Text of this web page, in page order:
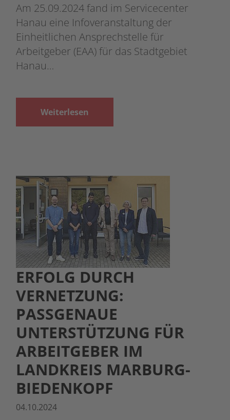
Am 25.09.2024 fand im Servicecenter
Hanau eine Infoveranstaltung der
Einheitlichen Ansprechstelle für
Arbeitgeber (EAA) für das Stadtgebiet
Hanau…
Weiterlesen
ERFOLG DURCH
VERNETZUNG:
PASSGENAUE
UNTERSTÜTZUNG FÜR
ARBEITGEBER IM
LANDKREIS MARBURG-
BIEDENKOPF
04.10.2024